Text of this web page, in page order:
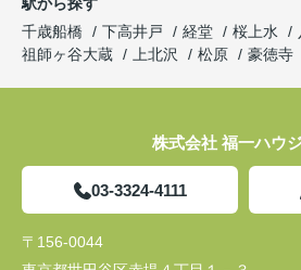
千歳船橋
下高井戸 経堂 桜上水
祖師ヶ谷大蔵
上北沢 松原 豪徳寺
株式会社 福一ハウ
03-3324-4111
〒156-0044